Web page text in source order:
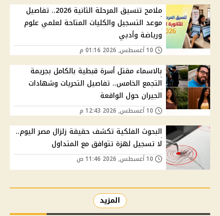
ملامح تنسيق المرحلة الثانية 2026.. تفاصيل
موعد التسجيل والكليات المتاحة لعلمي علوم
ورياضة وأدبي
بالاسماء مقتل أسرة قبطية بالكامل بجريمة
التجمع الخامس.. تفاصيل التحريات وشهادات
الجيران حول الواقعة
البحوث الفلكية تكشف حقيقة زلزال مصر اليوم..
لا تسجيل لهزة تتوافق مع المتداول
المزيد